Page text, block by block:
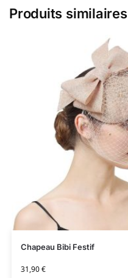
Produits similaires
Chapeau Bibi Festif
31,90€